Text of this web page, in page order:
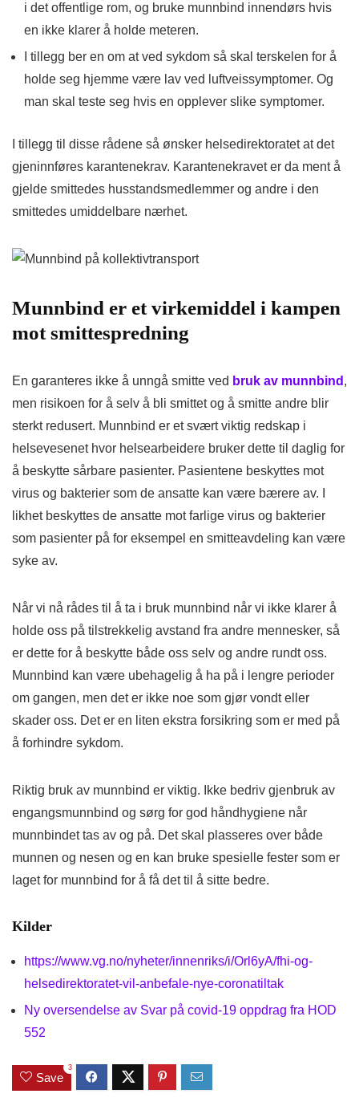
i det offentlige rom, og bruke munnbind innendørs hvis
en ikke klarer å holde meteren.
I tillegg ber en om at ved sykdom så skal terskelen for å
holde seg hjemme være lav ved luftveissymptomer. Og
man skal teste seg hvis en opplever slike symptomer.
I tillegg til disse rådene så ønsker helsedirektoratet at det
gjeninnføres karantenekrav. Karantenekravet er da ment å
gjelde smittedes husstandsmedlemmer og andre i den
smittedes umiddelbare nærhet.
Munnbind er et virkemiddel i kampen
mot smittespredning
En garanteres ikke å unngå smitte ved bruk av munnbind ,
men risikoen for å selv å bli smittet og å smitte andre blir
sterkt redusert. Munnbind er et svært viktig redskap i
helsevesenet hvor helsearbeidere bruker dette til daglig for
å beskytte sårbare pasienter. Pasientene beskyttes mot
virus og bakterier som de ansatte kan være bærere av. I
likhet beskyttes de ansatte mot farlige virus og bakterier
som pasienter på for eksempel en smitteavdeling kan være
syke av.
Når vi nå rådes til å ta i bruk munnbind når vi ikke klarer å
holde oss på tilstrekkelig avstand fra andre mennesker, så
er dette for å beskytte både oss selv og andre rundt oss.
Munnbind kan være ubehagelig å ha på i lengre perioder
om gangen, men det er ikke noe som gjør vondt eller
skader oss. Det er en liten ekstra forsikring som er med på
å forhindre sykdom.
Riktig bruk av munnbind er viktig. Ikke bedriv gjenbruk av
engangsmunnbind og sørg for god håndhygiene når
munnbindet tas av og på. Det skal plasseres over både
munnen og nesen og en kan bruke spesielle fester som er
laget for munnbind for å få det til å sitte bedre.
Kilder
https://www.vg.no/nyheter/innenriks/i/Orl6yA/fhi-og-
helsedirektoratet-vil-anbefale-nye-coronatiltak
Ny oversendelse av Svar på covid-19 oppdrag fra HOD
552
Save
3